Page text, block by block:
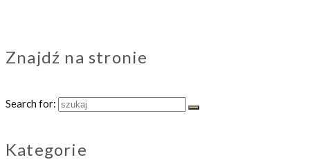
Znajdź na stronie
Search for:
Kategorie